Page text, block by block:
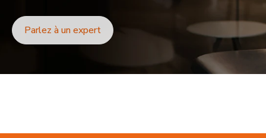
Parlez à un expert